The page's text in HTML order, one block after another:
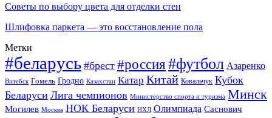
Советы по выбору цвета для отделки стен
Шлифовка паркета — это восстановление пола
Метки
#беларусь #брест #россия#футбол Азаренко
Витебск Гомель Гродно Казахстан Катар Китай Ковальчук Кубок
Беларуси Лига чемпионов Министерство спорта и туризма Минск
Могилев Москва НОК Беларуси НХЛ Олимпиада Саснович